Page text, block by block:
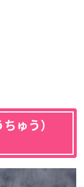
ゅう）